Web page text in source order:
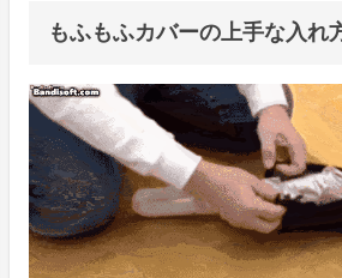
もふもふカバーの上手な入れ